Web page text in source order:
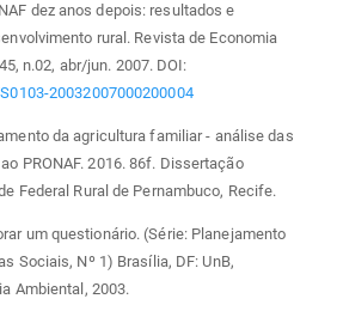
dez anos depois: resultados e
rural. Revista de Economia
n.02, abr/jun. 2007. DOI:
20032007000200004
da agricultura familiar - análise das
PRONAF. 2016. 86f. Dissertação
Federal Rural de Pernambuco, Recife.
um questionário. (Série: Planejamento
Sociais, Nº 1) Brasília, DF: UnB,
Ambiental, 2003.